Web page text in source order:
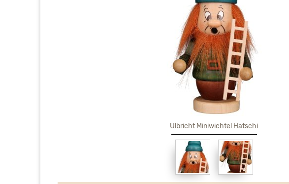
Ulbricht Miniwichtel Hatschi